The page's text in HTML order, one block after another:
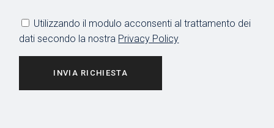
Utilizzando il modulo acconsenti al trattamento dei
dati secondo la nostra Privacy Policy
INVIA RICHIESTA